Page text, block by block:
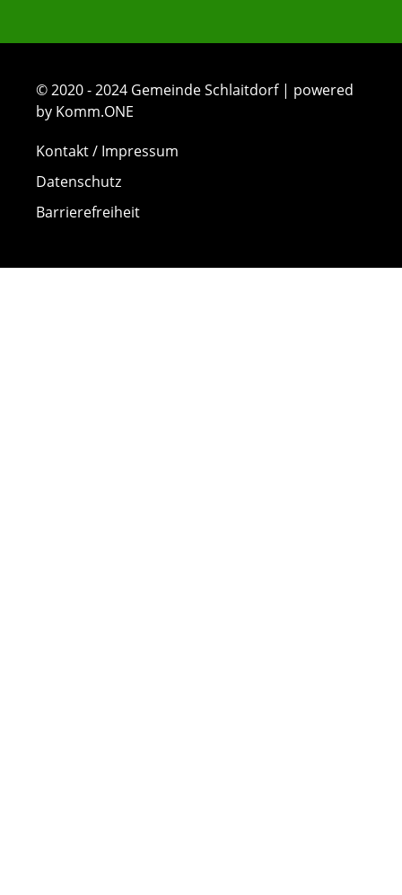
© 2020 - 2024 Gemeinde Schlaitdorf | powered
by Komm.ONE
Kontakt / Impressum
Datenschutz
Barrierefreiheit